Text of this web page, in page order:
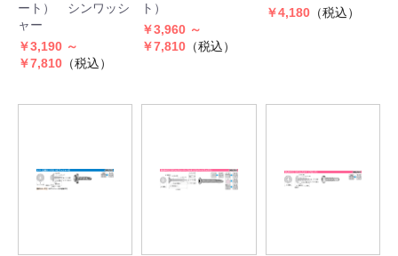
ート） シンワッシ
ャー
￥3,190 ～
￥7,810 （税込）
ト）
￥3,960 ～
￥7,810 （税込）
￥4,180（税込）